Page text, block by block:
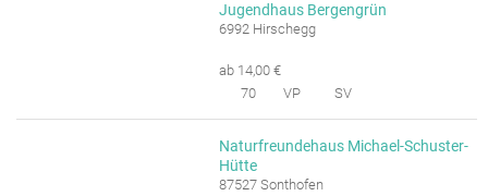
Jugendhaus Bergengrün
6992 Hirschegg
ab 14,00 €
70
VP SV
Naturfreundehaus Michael-Schuster-
Hütte
87527 Sonthofen